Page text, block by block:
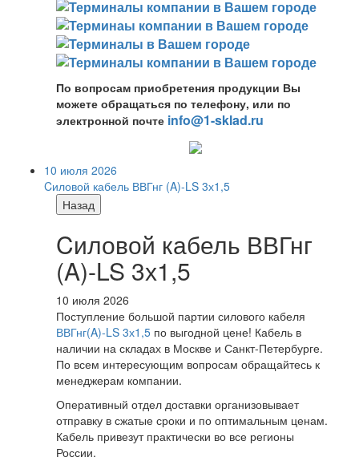
По вопросам приобретения продукции Вы
можете обращаться по телефону, или по
электронной почте info@1-sklad.ru
10 июля 2026
Cиловой кабель ВВГнг (A)-LS 3х1,5
Назад
Cиловой кабель ВВГнг
(A)-LS 3х1,5
10 июля 2026
Поступление большой партии силового кабеля
ВВГнг(A)-LS 3х1,5 по выгодной цене! Кабель в
наличии на складах в Москве и Санкт-Петербурге.
По всем интересующим вопросам обращайтесь к
менеджерам компании.
Оперативный отдел доставки организовывает
отправку в сжатые сроки и по оптимальным ценам.
Кабель привезут практически во все регионы
России.